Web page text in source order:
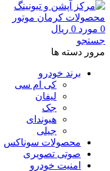
0 مورد 0 ریال
جستجو
مرور دسته ها
برند خودرو
کی ام سی
لیفان
جک
هیوندای
جیلی
محصولات سوناکس
صوتی تصویری
امنیت خودرو